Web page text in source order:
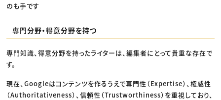
のも手です
専門分野・得意分野を持つ
専門知識、得意分野を持ったライターは、編集者にとって貴重な存在で
す。
現在、Googleはコンテンツを作るうえで専門性（Expertise）、権威性
（Authoritativeness）、信頼性（Trustworthiness）を重視しており、